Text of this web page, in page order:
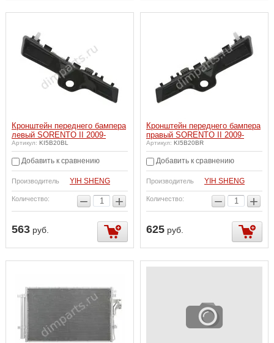
Кронштейн переднего бампера
левый SORENTO II 2009-
Артикул: KI5B20BL
Добавить к сравнению
Производитель YIH SHENG
Количество: − +
563 руб.
Кронштейн переднего бампера
правый SORENTO II 2009-
Артикул: KI5B20BR
Добавить к сравнению
Производитель YIH SHENG
Количество: − +
625 руб.